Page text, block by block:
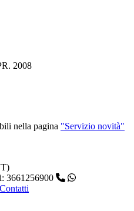
2008
nella pagina "Servizio novità"
3661256900
Contatti